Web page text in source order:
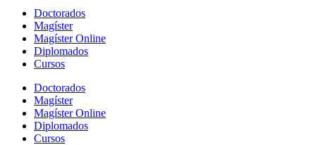
Doctorados
Magíster
Magíster Online
Diplomados
Cursos
Doctorados
Magíster
Magíster Online
Diplomados
Cursos